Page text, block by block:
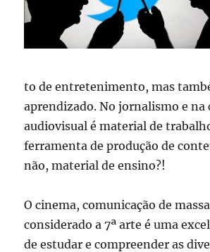
to de entretenimento, mas
aprendizado. No jornalismo e na
audiovisual é material de
ferramenta de produção de
não, material de ensino?!
O cinema, comunicação de
considerado a 7ª arte é uma
de estudar e compreender as